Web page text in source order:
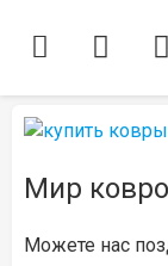
Мир
Можете нас